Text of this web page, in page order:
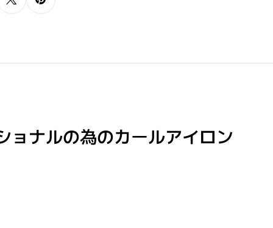
ョナルの為のカールアイロン